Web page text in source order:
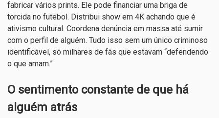
fabricar vários prints. Ele pode financiar uma briga de
torcida no futebol. Distribui show em 4K achando que é
ativismo cultural. Coordena denúncia em massa até sumir
com o perfil de alguém. Tudo isso sem um único criminoso
identificável, só milhares de fãs que estavam “defendendo
o que amam.”
O sentimento constante de que há
alguém atrás